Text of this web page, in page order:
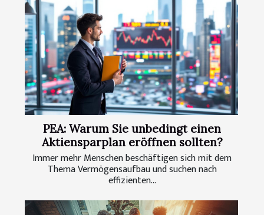
PEA: Warum Sie unbedingt einen
Aktiensparplan eröffnen sollten?
Immer mehr Menschen beschäftigen sich mit dem
Thema Vermögensaufbau und suchen nach
effizienten...